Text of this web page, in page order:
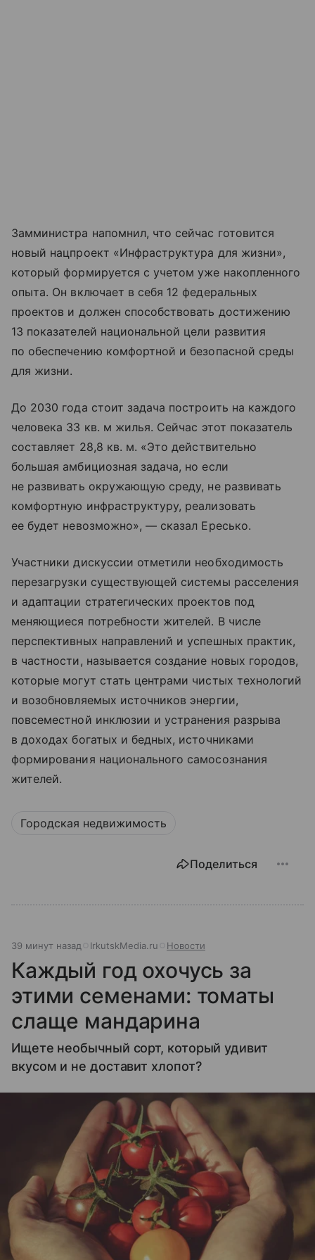
Замминистра напомнил, что сейчас готовится
новый нацпроект «Инфраструктура для жизни»,
который формируется с учетом уже накопленного
опыта. Он включает в себя 12 федеральных
проектов и должен способствовать достижению
13 показателей национальной цели развития
по обеспечению комфортной и безопасной среды
для жизни.
До 2030 года стоит задача построить на каждого
человека 33 кв. м жилья. Сейчас этот показатель
составляет 28,8 кв. м. «Это действительно
большая амбициозная задача, но если
не развивать окружающую среду, не развивать
комфортную инфраструктуру, реализовать
ее будет невозможно», — сказал Ересько.
Участники дискуссии отметили необходимость
перезагрузки существующей системы расселения
и адаптации стратегических проектов под
меняющиеся потребности жителей. В числе
перспективных направлений и успешных практик,
в частности, называется создание новых городов,
которые могут стать центрами чистых технологий
и возобновляемых источников энергии,
повсеместной инклюзии и устранения разрыва
в доходах богатых и бедных, источниками
формирования национального самосознания
жителей.
Городская недвижимость
Поделиться
39 минут назад IrkutskMedia.ru Новости
Каждый год охочусь за
этими семенами: томаты
слаще мандарина
Ищете необычный сорт, который удивит
вкусом и не доставит хлопот?